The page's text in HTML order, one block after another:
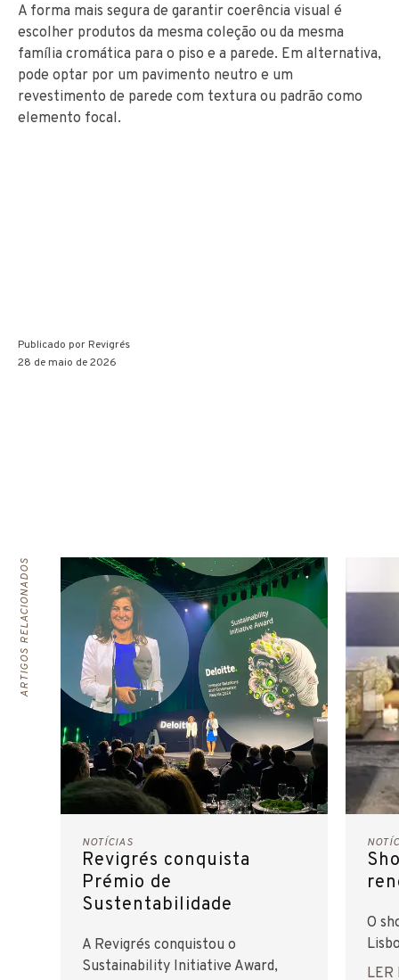
A forma mais segura de garantir coerência visual é
escolher produtos da mesma coleção ou da mesma
família cromática para o piso e a parede. Em alternativa,
pode optar por um pavimento neutro e um
revestimento de parede com textura ou padrão como
elemento focal.
Publicado porRevigrés
28 de maio de 2026
ARTIGOS RELACIONADOS
NOTÍCIAS
Revigrés conquista
Prémio de
Sustentabilidade
A Revigrés conquistou o
Sustainability Initiative Award,
O
LER